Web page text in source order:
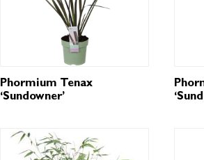
Phormium Tenax
‘Sundowner’